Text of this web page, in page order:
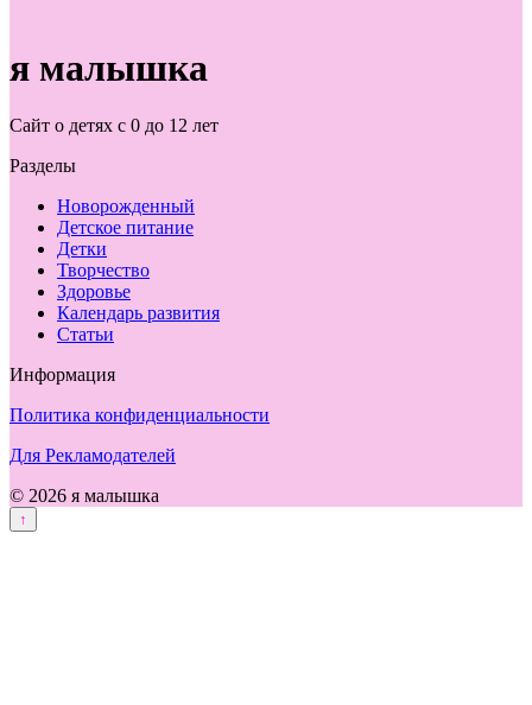
я малышка
Сайт о детях с 0 до 12 лет
Разделы
Новорожденный
Детское питание
Детки
Творчество
Здоровье
Календарь развития
Статьи
Информация
Политика конфиденциальности
Для Рекламодателей
© 2026 я малышка